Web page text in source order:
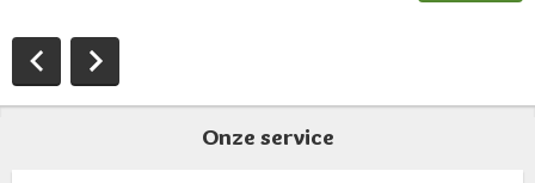
Onze service